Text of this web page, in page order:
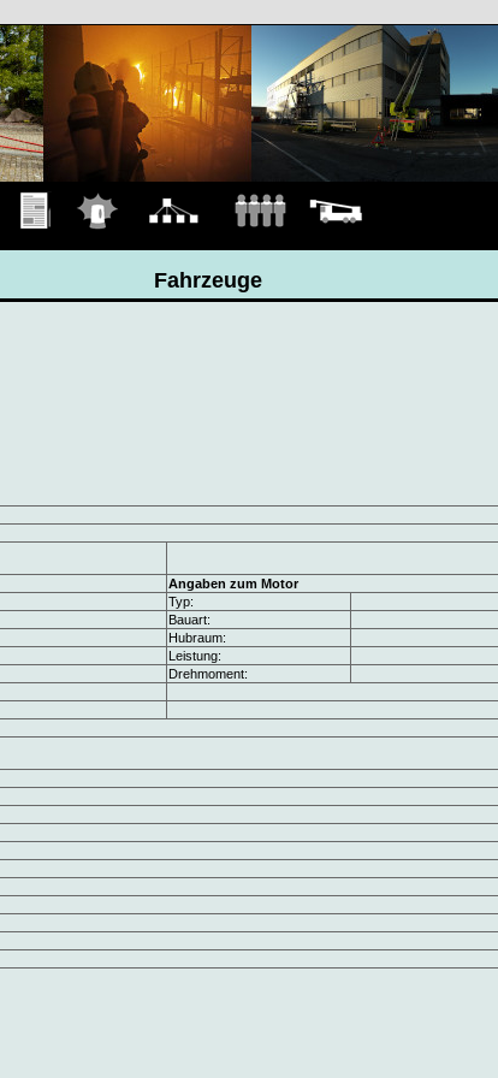
Fahrzeuge
Angaben zum Motor
Typ:
Bauart:
Hubraum:
Leistung:
Drehmoment: